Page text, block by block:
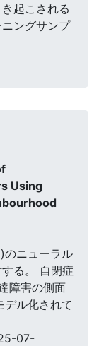
起こされる
ングサンプ
Using
のニューラル
る。 自閉症
障害の側面
デル化されて
07-